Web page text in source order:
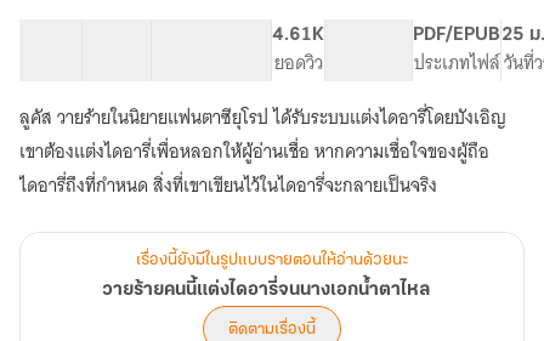
ไหล
(Black
Edition)
ร้าย
คน
นี้
แต่ง
ไดอารี่
จน
นางเอก
น้ำตา
4.61K
ยอดวิว
PDF/EPUB
ประเภทไฟล์
25
วันที่
ลูคัส วายร้ายในนิยายแฟนตาซียุโรป ได้รับระบบแต่งไดอารี่โดยบังเอิญ
เขาต้องแต่งไดอารี่เพื่อหลอกให้ผู้อ่านเชื่อ หากความเชื่อใจของผู้ถือ
ไดอารี่ถึงที่กำหนด สิ่งที่เขาเขียนไว้ในไดอารี่จะกลายเป็นจริง
เรื่องนี้ยังมีในรูปแบบรายตอนให้อ่านด้วยนะ
วายร้ายคนนี้แต่งไดอารี่จนนางเอกน้ำตาไหล
ติดตามเรื่องนี้